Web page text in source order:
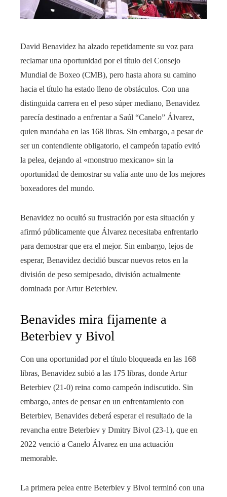
David Benavidez ha alzado repetidamente su voz para
reclamar una oportunidad por el título del Consejo
Mundial de Boxeo (CMB), pero hasta ahora su camino
hacia el título ha estado lleno de obstáculos. Con una
distinguida carrera en el peso súper mediano, Benavidez
parecía destinado a enfrentar a Saúl “Canelo” Álvarez,
quien mandaba en las 168 libras. Sin embargo, a pesar de
ser un contendiente obligatorio, el campeón tapatío evitó
la pelea, dejando al «monstruo mexicano» sin la
oportunidad de demostrar su valía ante uno de los mejores
boxeadores del mundo.
Benavidez no ocultó su frustración por esta situación y
afirmó públicamente que Álvarez necesitaba enfrentarlo
para demostrar que era el mejor. Sin embargo, lejos de
esperar, Benavidez decidió buscar nuevos retos en la
división de peso semipesado, división actualmente
dominada por Artur Beterbiev.
Benavides mira fijamente a
Beterbiev y Bivol
Con una oportunidad por el título bloqueada en las 168
libras, Benavidez subió a las 175 libras, donde Artur
Beterbiev (21-0) reina como campeón indiscutido. Sin
embargo, antes de pensar en un enfrentamiento con
Beterbiev, Benavides deberá esperar el resultado de la
revancha entre Beterbiev y Dmitry Bivol (23-1), que en
2022 venció a Canelo Álvarez en una actuación
memorable.
La primera pelea entre Beterbiev y Bivol terminó con una